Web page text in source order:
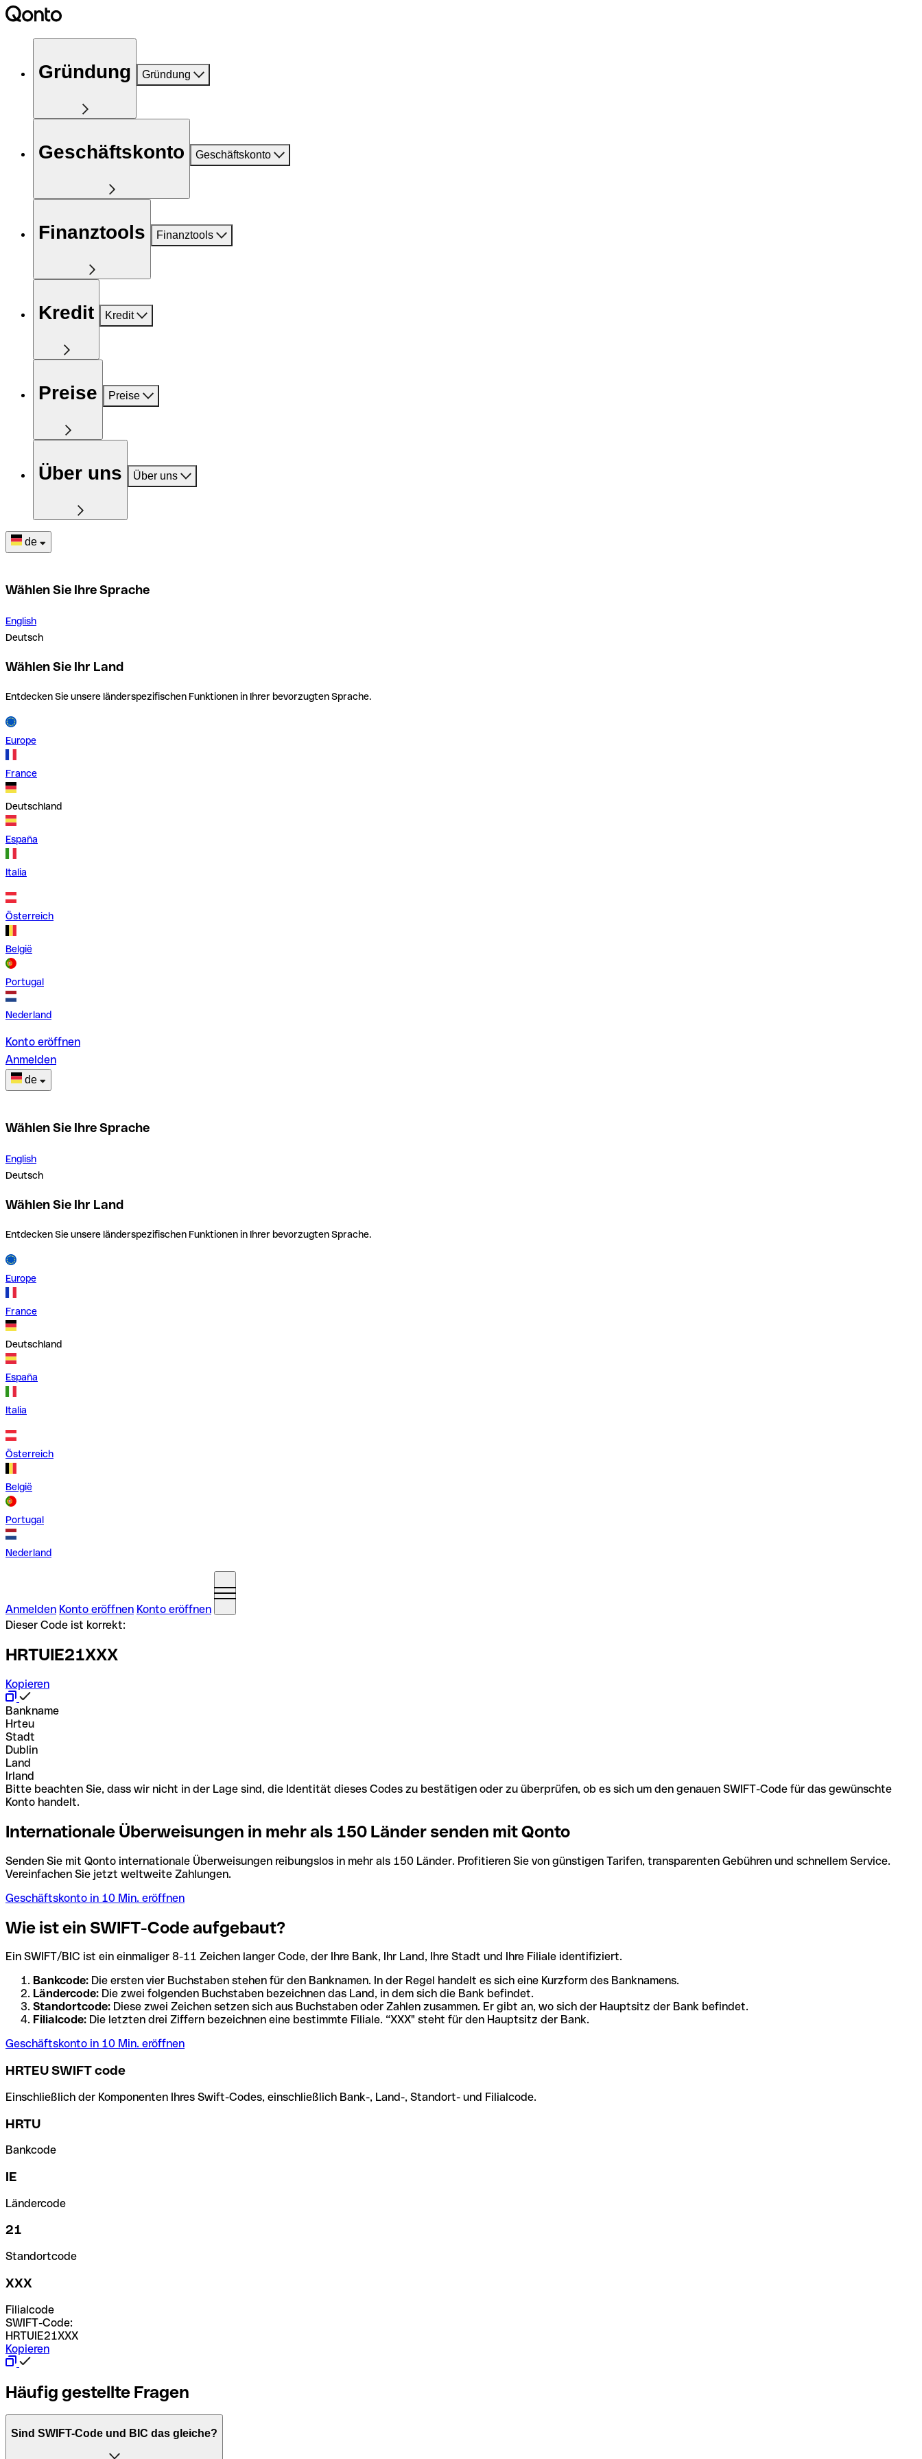
Gründung Gründung
Geschäftskonto Geschäftskonto
Finanztools Finanztools
Kredit Kredit
Preise Preise
Über uns Über uns
de
Wählen Sie Ihre Sprache
English
Deutsch
Wählen Sie Ihr Land
Entdecken Sie unsere länderspezifischen Funktionen in Ihrer bevorzugten Sprache.
Europe
France
Deutschland
España
Italia
Österreich
België
Portugal
Nederland
Konto eröffnen
Anmelden
de
Wählen Sie Ihre Sprache
English
Deutsch
Wählen Sie Ihr Land
Entdecken Sie unsere länderspezifischen Funktionen in Ihrer bevorzugten Sprache.
Europe
France
Deutschland
España
Italia
Österreich
België
Portugal
Nederland
Anmelden Konto eröffnen Konto eröffnen
Dieser Code ist korrekt:
HRTUIE21XXX
Kopieren
Bankname
Hrteu
Stadt
Dublin
Land
Irland
Bitte beachten Sie, dass wir nicht in der Lage sind, die Identität dieses Codes zu bestätigen oder zu überprüfen, ob es sich um den genauen SWIFT-Code für das gewünschte
Konto handelt.
Internationale Überweisungen in mehr als 150 Länder senden mit Qonto
Senden Sie mit Qonto internationale Überweisungen reibungslos in mehr als 150 Länder. Profitieren Sie von günstigen Tarifen, transparenten Gebühren und schnellem Service.
Vereinfachen Sie jetzt weltweite Zahlungen.
Geschäftskonto in 10 Min. eröffnen
Wie ist ein SWIFT-Code aufgebaut?
Ein SWIFT/BIC ist ein einmaliger 8-11 Zeichen langer Code, der Ihre Bank, Ihr Land, Ihre Stadt und Ihre Filiale identifiziert.
Bankcode: Die ersten vier Buchstaben stehen für den Banknamen. In der Regel handelt es sich eine Kurzform des Banknamens.
Ländercode: Die zwei folgenden Buchstaben bezeichnen das Land, in dem sich die Bank befindet.
Standortcode: Diese zwei Zeichen setzen sich aus Buchstaben oder Zahlen zusammen. Er gibt an, wo sich der Hauptsitz der Bank befindet.
Filialcode: Die letzten drei Ziffern bezeichnen eine bestimmte Filiale. “XXX" steht für den Hauptsitz der Bank.
Geschäftskonto in 10 Min. eröffnen
HRTEU SWIFT code
Einschließlich der Komponenten Ihres Swift-Codes, einschließlich Bank-, Land-, Standort- und Filialcode.
HRTU
Bankcode
IE
Ländercode
21
Standortcode
XXX
Filialcode
SWIFT-Code:
HRTUIE21XXX
Kopieren
Häufig gestellte Fragen
Sind SWIFT-Code und BIC das gleiche?